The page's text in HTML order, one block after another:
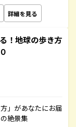
詳細を見る
！地球の歩き方
」があなたにお届
絶景集